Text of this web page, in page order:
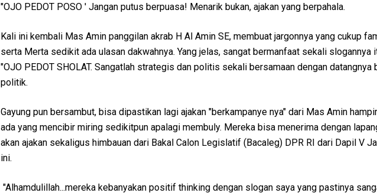
"OJO PEDOT POSO ' Jangan putus berpuasa! Menarik bukan, ajakan yang berpahala.
Kali ini kembali Mas Amin panggilan akrab H Al Amin SE, membuat jargonnya yang cukup
serta Merta sedikit ada ulasan dakwahnya. Yang jelas, sangat bermanfaat sekali slogannya
"OJO PEDOT SHOLAT. Sangatlah strategis dan politis sekali bersamaan dengan datangnya
politik.
Gayung pun bersambut, bisa dipastikan lagi ajakan "berkampanye nya" dari Mas Amin
ada yang mencibir miring sedikitpun apalagi membuly. Mereka bisa menerima dengan
akan ajakan sekaligus himbauan dari Bakal Calon Legislatif (Bacaleg) DPR RI dari Dapil V
ini.
"Alhamdulillah...mereka kebanyakan positif thinking dengan slogan saya yang pastinya